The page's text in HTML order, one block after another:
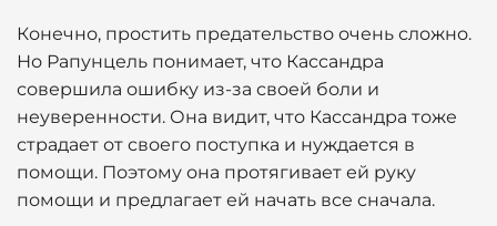
Конечно, простить предательство очень сложно.
Но Рапунцель понимает, что Кассандра
совершила ошибку из-за своей боли и
неуверенности. Она видит, что Кассандра тоже
страдает от своего поступка и нуждается в
помощи. Поэтому она протягивает ей руку
помощи и предлагает ей начать все сначала.